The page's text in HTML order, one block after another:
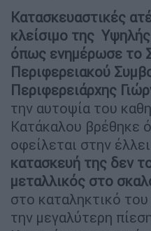
Κατασκευαστικές
κλείσιμο της
όπως ενημέρωσε το
Περιφερειακού
Περιφερειάρχης
την αυτοψία του
Κατάκαλου βρέθηκε
οφείλεται στην
κατασκευή της δεν
μεταλλικός στο
στο καταληκτικό
την μεγαλύτερη